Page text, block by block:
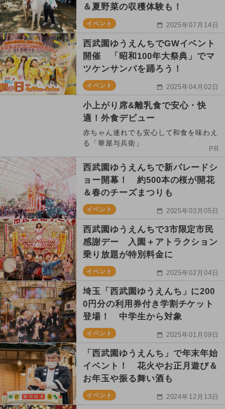
＆夏野菜の収穫体験も！
イベント 2025年07月14日
西武園ゆうえんちでGWイベント
開催 「昭和100年大祭典」でマ
ツケンサンバを踊ろう！
イベント 2025年04月02日
小上がり席&離乳食で安心・快
適！外食デビュー
赤ちゃん連れでも安心して和食を味わえ
る「華屋与兵衛」
PR
西武園ゆうえんちで新パレードシ
ョー開幕！ 約500本の桜が開花
＆春のチーズまつりも
イベント 2025年03月05日
西武園ゆうえんちで3市限定市民
感謝デー 入園＋アトラクション
乗り放題が特別料金に
イベント 2025年02月04日
埼玉「西武園ゆうえんち」に200
0円分の利用券付き学割チケット
登場！ 中学生から対象
イベント 2025年01月09日
「西武園ゆうえんち」で年末年始
イベント！ 花火やお正月遊び＆
お年玉や振る舞い酒も
イベント 2024年12月13日